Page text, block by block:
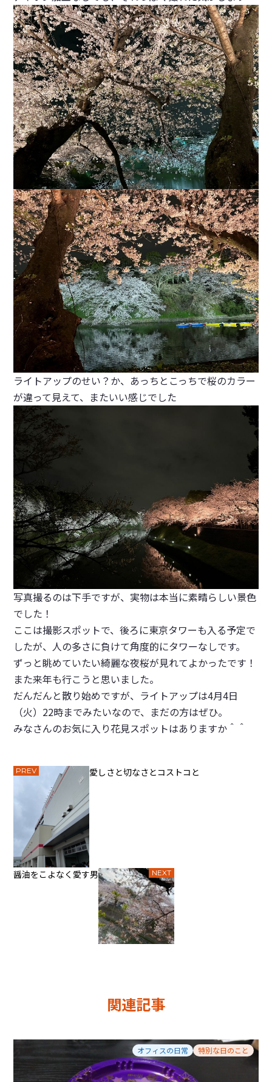
ライトアップのせい？か、あっちとこっちで桜のカラー
が違って見えて、またいい感じでした
写真撮るのは下手ですが、実物は本当に素晴らしい景色
でした！
ここは撮影スポットで、後ろに東京タワーも入る予定で
したが、人の多さに負けて角度的にタワーなしです。
ずっと眺めていたい綺麗な夜桜が見れてよかったです！
また来年も行こうと思いました。
だんだんと散り始めですが、ライトアップは4月4日
（火）22時までみたいなので、まだの方はぜひ。
みなさんのお気に入り花見スポットはありますか＾＾
PREV 愛しさと切なさとコストコと
NEXT
醤油をこよなく愛す男
関連記事
オフィスの日常 特別な日のこと